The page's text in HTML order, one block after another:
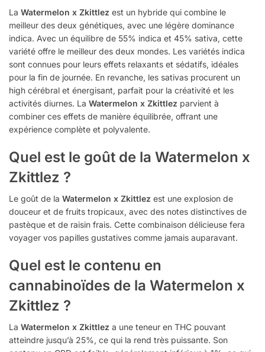
La Watermelon x Zkittlez est un hybride qui combine le
meilleur des deux génétiques, avec une légère dominance
indica. Avec un équilibre de 55% indica et 45% sativa, cette
variété offre le meilleur des deux mondes. Les variétés indica
sont connues pour leurs effets relaxants et sédatifs, idéales
pour la fin de journée. En revanche, les sativas procurent un
high cérébral et énergisant, parfait pour la créativité et les
activités diurnes. La Watermelon x Zkittlez parvient à
combiner ces effets de manière équilibrée, offrant une
expérience complète et polyvalente.
Quel est le goût de la Watermelon x
Zkittlez ?
Le goût de la Watermelon x Zkittlez est une explosion de
douceur et de fruits tropicaux, avec des notes distinctives de
pastèque et de raisin frais. Cette combinaison délicieuse fera
voyager vos papilles gustatives comme jamais auparavant.
Quel est le contenu en
cannabinoïdes de la Watermelon x
Zkittlez ?
La Watermelon x Zkittlez a une teneur en THC pouvant
atteindre jusqu’à 25%, ce qui la rend très puissante. Son